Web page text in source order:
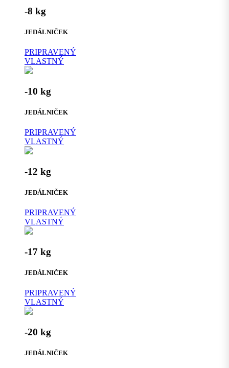
-8 kg
JEDÁLNIČEK
PRIPRAVENÝ
VLASTNÝ
-10 kg
JEDÁLNIČEK
PRIPRAVENÝ
VLASTNÝ
-12 kg
JEDÁLNIČEK
PRIPRAVENÝ
VLASTNÝ
-17 kg
JEDÁLNIČEK
PRIPRAVENÝ
VLASTNÝ
-20 kg
JEDÁLNIČEK